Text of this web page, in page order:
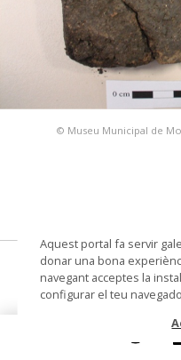
© Museu Municipal de
Datació
Aquest portal fa servir
donar una bona
navegant acceptes la
configurar el teu